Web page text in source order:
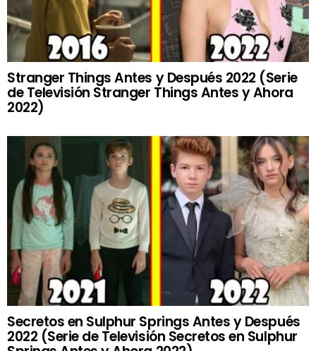
Stranger Things Antes y Después 2022 (Serie
de Televisión Stranger Things Antes y Ahora
2022)
Secretos en Sulphur Springs Antes y Después
2022 (Serie de Televisión Secretos en Sulphur